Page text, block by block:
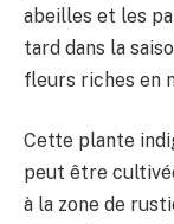
abeilles et les
tard dans la
fleurs riches en
Cette plante
peut être
à la zone de